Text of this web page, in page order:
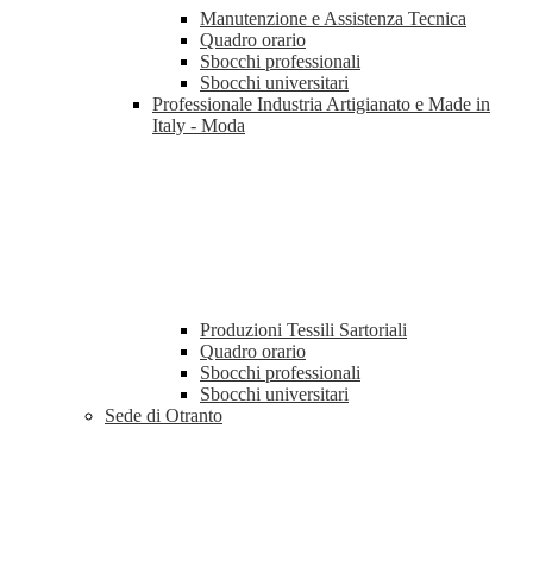
Manutenzione e Assistenza Tecnica
Quadro orario
Sbocchi professionali
Sbocchi universitari
Professionale Industria Artigianato e Made in
Italy - Moda
Produzioni Tessili Sartoriali
Quadro orario
Sbocchi professionali
Sbocchi universitari
Sede di Otranto